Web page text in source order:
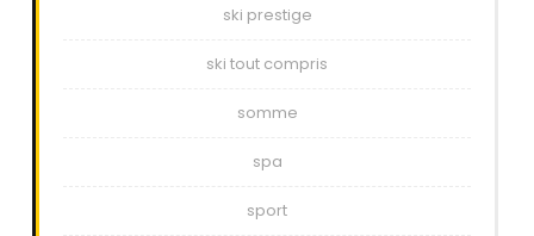
ski prestige
ski tout compris
somme
spa
sport